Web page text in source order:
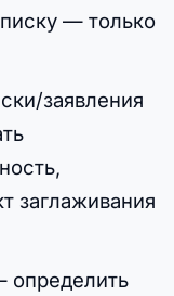
— только
заявления
заглаживания
определить